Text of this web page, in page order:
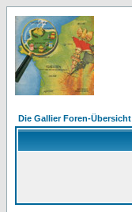
Die Gallier Foren-Übersicht